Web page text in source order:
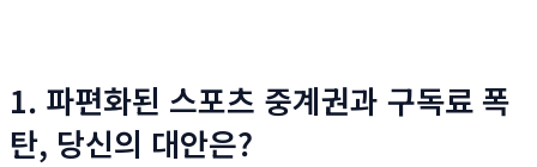
1. 파편화된 스포츠 중계권과 구독료 폭
탄, 당신의 대안은?